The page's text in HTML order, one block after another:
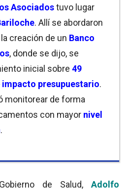
Asociadostuvo lugar
. Allí se abordaron
creación de un Banco
, donde se dijo, se
inicial sobre 49
impacto presupuestario.
monitorear de forma
con mayor nivel
.
de Salud, Adolfo